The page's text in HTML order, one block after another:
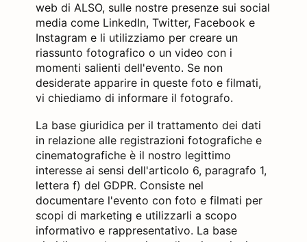
web di ALSO, sulle nostre presenze sui social
media come LinkedIn, Twitter, Facebook e
Instagram e li utilizziamo per creare un
riassunto fotografico o un video con i
momenti salienti dell'evento. Se non
desiderate apparire in queste foto e filmati,
vi chiediamo di informare il fotografo.
La base giuridica per il trattamento dei dati
in relazione alle registrazioni fotografiche e
cinematografiche è il nostro legittimo
interesse ai sensi dell'articolo 6, paragrafo 1,
lettera f) del GDPR. Consiste nel
documentare l'evento con foto e filmati per
scopi di marketing e utilizzarli a scopo
informativo e rappresentativo. La base